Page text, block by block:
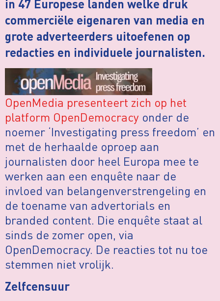
in 47 Europese landen welke druk
commerciële eigenaren van media en
grote adverteerders uitoefenen op
redacties en individuele journalisten.
OpenMedia presenteert zich op het
platform OpenDemocracy onder de
noemer ‘Investigating press freedom’ en
met de herhaalde oproep aan
journalisten door heel Europa mee te
werken aan een enquête naar de
invloed van belangenverstrengeling en
de toename van advertorials en
branded content. Die enquête staat al
sinds de zomer open, via
OpenDemocracy. De reacties tot nu toe
stemmen niet vrolijk.
Zelfcensuur